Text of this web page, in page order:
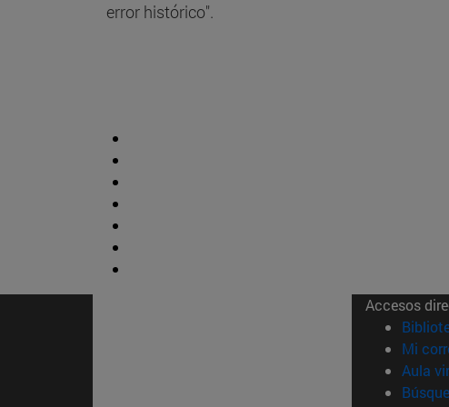
error histórico".
Accesos
Mi
Aula